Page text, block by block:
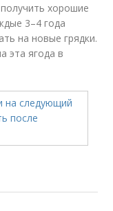
хорошие
3–4 года
на новые грядки.
эта ягода в